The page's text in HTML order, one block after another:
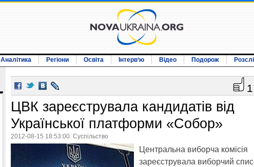
Аналітика Регіони Освіта Інтерв‘ю Відео Подорож
1
ЦВК зареєструвала кандидатів від
Української платформи «Собор»
2012-08-15 18:53:00. Суспільство
Центральна виборча комісія
зареєструвала виборчий